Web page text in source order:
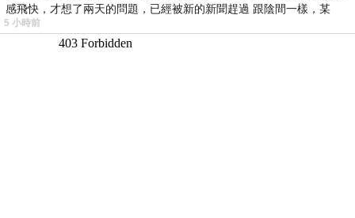
感飛快，才想了兩天的問題，已經被新的新聞趕過 跟陰間一樣，某
5 小時前